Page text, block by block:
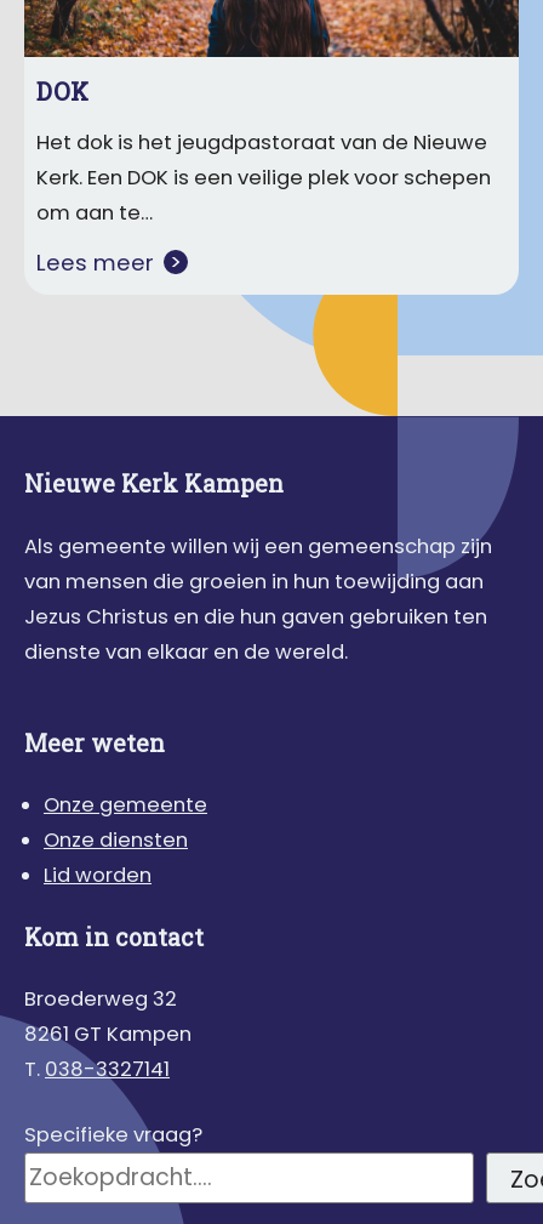
DOK
Het dok is het jeugdpastoraat van de Nieuwe
Kerk. Een DOK is een veilige plek voor schepen
om aan te…
Lees meer
Nieuwe Kerk Kampen
Als gemeente willen wij een gemeenschap zijn
van mensen die groeien in hun toewijding aan
Jezus Christus en die hun gaven gebruiken ten
dienste van elkaar en de wereld.
Meer weten
Onze gemeente
Onze diensten
Lid worden
Kom in contact
Broederweg 32
8261 GT Kampen
T. 038-3327141
Specifieke vraag?